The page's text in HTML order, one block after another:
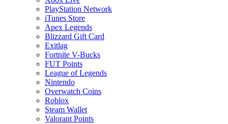
PlayStation Network
iTunes Store
Apex Legends
Blizzard Gift Card
Exitlag
Fortnite V-Bucks
FUT Points
League of Legends
Nintendo
Overwatch Coins
Roblox
Steam Wallet
Valorant Points